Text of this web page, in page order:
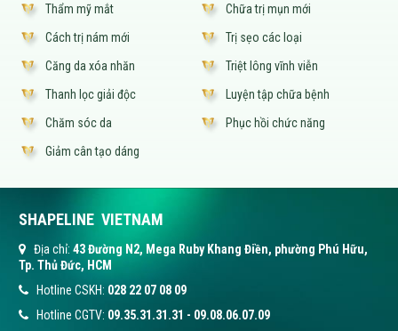
Thẩm mỹ mắt
Chữa trị mụn mới
Cách trị nám mới
Trị sẹo các loại
Căng da xóa nhăn
Triệt lông vĩnh viễn
Thanh lọc giải độc
Luyện tập chữa bệnh
Chăm sóc da
Phục hồi chức năng
Giảm cân tạo dáng
SHAPELINE VIETNAM
Địa chỉ: 43 Đường N2, Mega Ruby Khang Điền, phường Phú Hữu,
Tp. Thủ Đức, HCM
Hotline CSKH: 028 22 07 08 09
Hotline CGTV: 09.35.31.31.31 - 09.08.06.07.09